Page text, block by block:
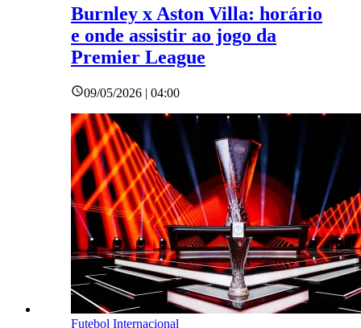
Burnley x Aston Villa: horário
e onde assistir ao jogo da
Premier League
09/05/2026 | 04:00
Futebol Internacional